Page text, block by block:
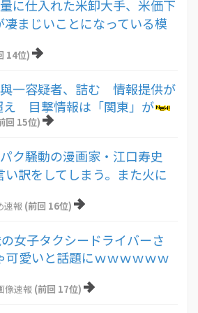
に仕入れた米卸大手、米価下
まじいことになっている模
14位)
與一容疑者、詰む 情報提供が
え 目撃情報は「関東」が
回 15位)
パク騒動の漫画家・江口寿史
い訳をしてしまう。また火に
速報 (前回 16位)
の女子タクシードライバーさ
可愛いと話題にｗｗｗｗｗｗ
像速報 (前回 17位)